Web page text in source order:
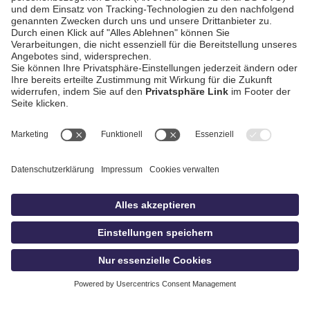
AGB / Gewinnspiele
Datenschutz
Impressum
idowa.de
Privatsphäre